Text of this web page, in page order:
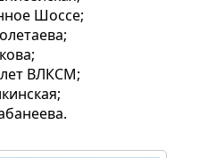
Шоссе;
ВЛКСМ;